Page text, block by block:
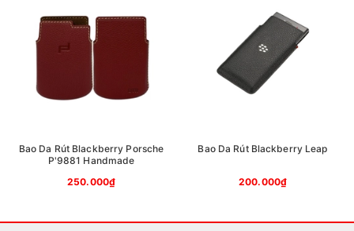
Bao Da Rút Blackberry Porsche
P'9881 Handmade
250.000₫
Bao Da Rút Blackberry Leap
200.000₫